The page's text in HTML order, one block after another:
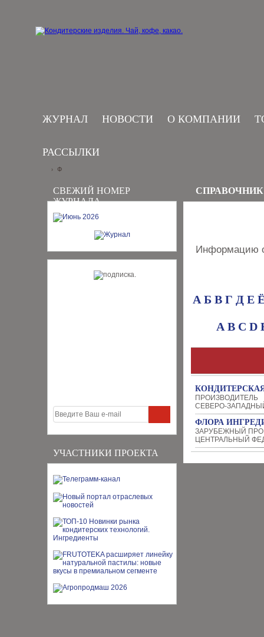
ЖУРНАЛ НОВОСТИ О КОМПАНИИ
РАССЫЛКИ
СВЕЖИЙ НОМЕР
ЖУРНАЛА
УЧАСТНИКИ ПРОЕКТА
› Ф
Информацию
А Б В Г Д Е
A B C D
ПРОИЗВОДИТЕЛЬ
СЕВЕРО-
ФЛОРА
ЗАРУБЕЖНЫЙ
ЦЕНТРАЛЬНЫЙ